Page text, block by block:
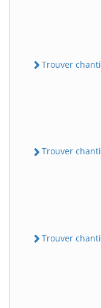
Trouver
Trouver
Trouver